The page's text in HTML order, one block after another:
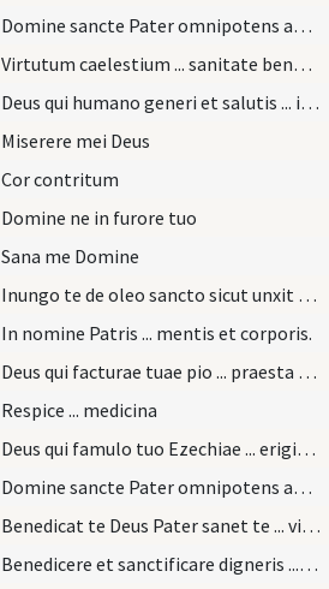
Domine sancte Pater omnipotens aeterne Deus qui fragilitatem condicionis ... perfecta reparetur.
Virtutum caelestium ... sanitate benedicat.
Deus qui humano generi et salutis ... in anima sentiat.
Miserere mei Deus
Cor contritum
Domine ne in furore tuo
Sana me Domine
Inungo te de oleo sancto sicut unxit Samuel David ... Spiritus Sancti.
In nomine Patris ... mentis et corporis.
Deus qui facturae tuae pio ... praesta medicinam.
Respice ... medicina
Deus qui famulo tuo Ezechiae ... erigiat ad salutem.
Domine sancte Pater omnipotens aeterne Deus qui es via veritas ... sanguinis Filii tui.
Benedicat te Deus Pater sanet te ... vitam perducat.
Benedicere et sanctificare digneris ... caelesti benedictione.